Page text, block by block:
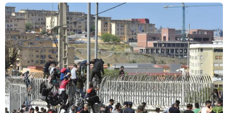
#Du lịch Campuchia
#Quân đội Hoàng gia Campuchia
#Huân chương Hữu nghị
#Láng giềng tốt đẹp